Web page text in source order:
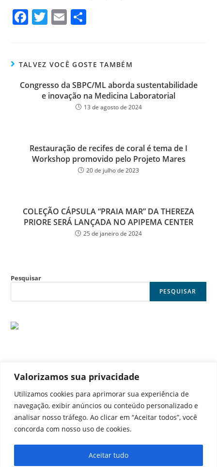
Valorizamos sua privacidade
Utilizamos cookies para aprimorar sua experiência de
navegação, exibir anúncios ou conteúdo personalizado e
analisar nosso tráfego. Ao clicar em “Aceitar todos”, você
concorda com nosso uso de cookies.
Aceitar tudo
Fa
ok
T
er
E
TALVEZ VOCÊ GOSTE TAMBÉM
Congresso da SBPC/ML aborda sustentabilidade
e inovação na Medicina Laboratorial
13 de agosto de 2024
Restauração de recifes de coral é tema de I
Workshop promovido pelo Projeto Mares
20 de julho de 2023
COLEÇÃO CÁPSULA “PRAIA MAR” DA THEREZA
PRIORE SERÁ LANÇADA NO APIPEMA CENTER
25 de janeiro de 2024
Pesquisar
PESQUISAR
Política de cookies